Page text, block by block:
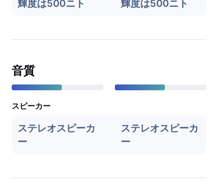
輝度は500ニト 輝度は500ニト
音質
スピーカー
ステレオスピーカ
ー
ステレオスピーカ
ー